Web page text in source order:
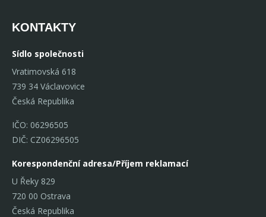
KONTAKTY
Sídlo společnosti
Vratimovská 618
739 34 Václavovice
Česká Republika
IČO: 06296505
DIČ: CZ06296505
Korespondenční adresa/Příjem reklamací
U Řeky 829
720 00 Ostrava
Česká Republika